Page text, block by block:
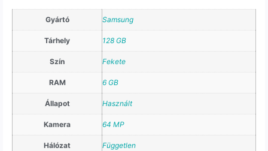
Gyártó Samsung
Tárhely 128 GB
Szín Fekete
RAM 6 GB
Állapot Használt
Kamera 64 MP
Hálózat Független